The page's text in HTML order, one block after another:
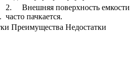
2. Внешняя поверхность емкости
часто пачкается.
Преимущества Недостатки